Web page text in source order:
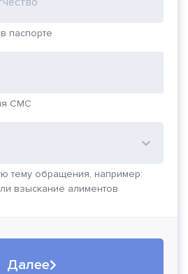
паспорте
СМС
тему обращения, например:
взыскание алиментов
Далее